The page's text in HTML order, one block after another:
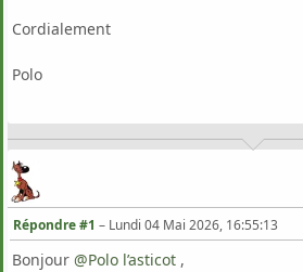
Cordialement
Polo
Répondre #1 – Lundi 04 Mai 2026, 16:55:13
Bonjour @Polo l’asticot ‍ ,